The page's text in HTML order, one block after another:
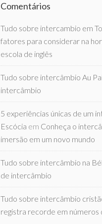
Comentários
Tudo sobre intercambio em
fatores para considerar na
escola de inglês
Tudo sobre intercâmbio Au
intercâmbio
5 experiências únicas de um
Escócia em Conheça o
imersão em um novo mundo
Tudo sobre intercâmbio na
de intercâmbio
Tudo sobre intercâmbio
registra recorde em números